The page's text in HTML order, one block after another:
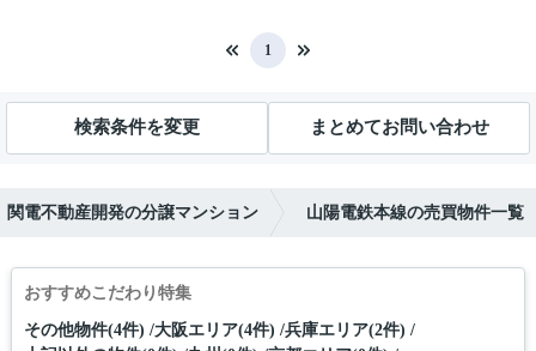
1
検索条件を変更 まとめてお問い合わせ
関電不動産開発の分譲マンション 山陽電鉄本線の売買物件一覧
おすすめこだわり特集
その他物件(4件) 大阪エリア(4件) 兵庫エリア(2件)